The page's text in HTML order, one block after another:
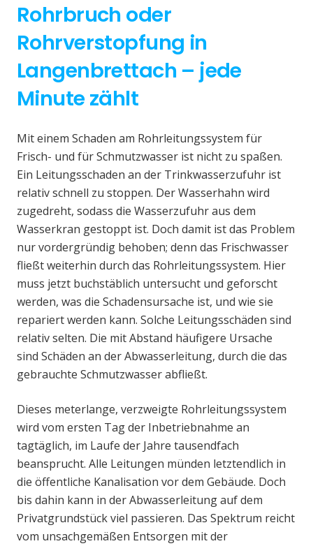
Rohrbruch oder
Rohrverstopfung in
Langenbrettach – jede
Minute zählt
Mit einem Schaden am Rohrleitungssystem für
Frisch- und für Schmutzwasser ist nicht zu spaßen.
Ein Leitungsschaden an der Trinkwasserzufuhr ist
relativ schnell zu stoppen. Der Wasserhahn wird
zugedreht, sodass die Wasserzufuhr aus dem
Wasserkran gestoppt ist. Doch damit ist das Problem
nur vordergründig behoben; denn das Frischwasser
fließt weiterhin durch das Rohrleitungssystem. Hier
muss jetzt buchstäblich untersucht und geforscht
werden, was die Schadensursache ist, und wie sie
repariert werden kann. Solche Leitungsschäden sind
relativ selten. Die mit Abstand häufigere Ursache
sind Schäden an der Abwasserleitung, durch die das
gebrauchte Schmutzwasser abfließt.
Dieses meterlange, verzweigte Rohrleitungssystem
wird vom ersten Tag der Inbetriebnahme an
tagtäglich, im Laufe der Jahre tausendfach
beansprucht. Alle Leitungen münden letztendlich in
die öffentliche Kanalisation vor dem Gebäude. Doch
bis dahin kann in der Abwasserleitung auf dem
Privatgrundstück viel passieren. Das Spektrum reicht
vom unsachgemäßen Entsorgen mit der